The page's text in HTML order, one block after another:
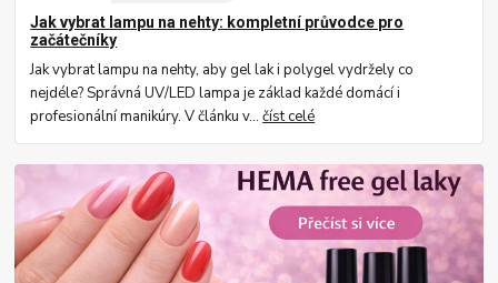
Jak vybrat lampu na nehty: kompletní průvodce pro
začátečníky
Jak vybrat lampu na nehty, aby gel lak i polygel vydržely co
nejdéle? Správná UV/LED lampa je základ každé domácí i
profesionální manikúry. V článku v...číst celé